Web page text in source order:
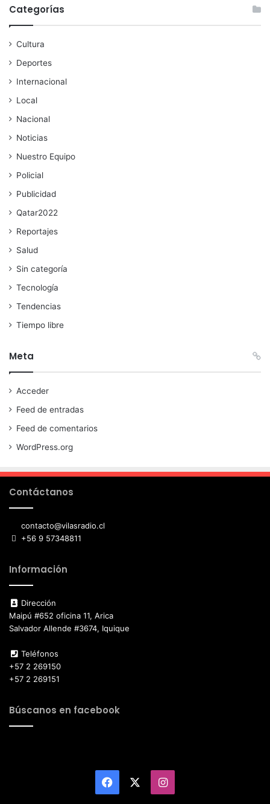
Categorías
Cultura
Deportes
Internacional
Local
Nacional
Noticias
Nuestro Equipo
Policial
Publicidad
Qatar2022
Reportajes
Salud
Sin categoría
Tecnología
Tendencias
Tiempo libre
Meta
Acceder
Feed de entradas
Feed de comentarios
WordPress.org
Contáctanos
contacto@vilasradio.cl
+56 9 57348811
Información
Dirección
Maipú #652 oficina 11, Arica
Salvador Allende #3674, Iquique
Teléfonos
+57 2 269150
+57 2 269151
Búscanos en facebook
Facebook Instagram